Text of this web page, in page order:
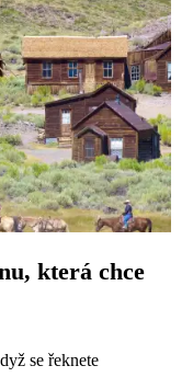
která chce
se řeknete